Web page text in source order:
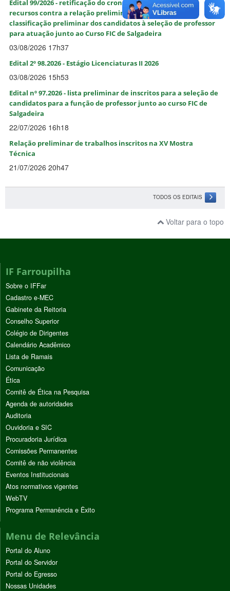
Edital 99/2026 - retificação do cronograma, resultado dos
recursos contra a relação preliminar de inscritos e
classificação preliminar dos candidatos à seleção de professor
para atuação junto ao Curso FIC de Salgadeira
03/08/2026 17h37
Edital 2º 98.2026 - Estágio Licenciaturas II 2026
03/08/2026 15h53
Edital nº 97.2026 - lista preliminar de inscritos para a seleção de
candidatos para a função de professor junto ao curso FIC de
Salgadeira
22/07/2026 16h18
Relação preliminar de trabalhos inscritos na XV Mostra
Técnica
21/07/2026 20h47
TODOS OS EDITAIS
Voltar para o topo
IF Farroupilha
Sobre o IFFar
Cadastro e-MEC
Gabinete da Reitoria
Conselho Superior
Colégio de Dirigentes
Calendário Acadêmico
Lista de Ramais
Comunicação
Ética
Comitê de Ética na Pesquisa
Agenda de autoridades
Auditoria
Ouvidoria e SIC
Procuradoria Jurídica
Comissões Permanentes
Comitê de não violência
Eventos Institucionais
Atos normativos vigentes
WebTV
Programa Permanência e Êxito
Menu de Relevância
Portal do Aluno
Portal do Servidor
Portal do Egresso
Nossas Unidades